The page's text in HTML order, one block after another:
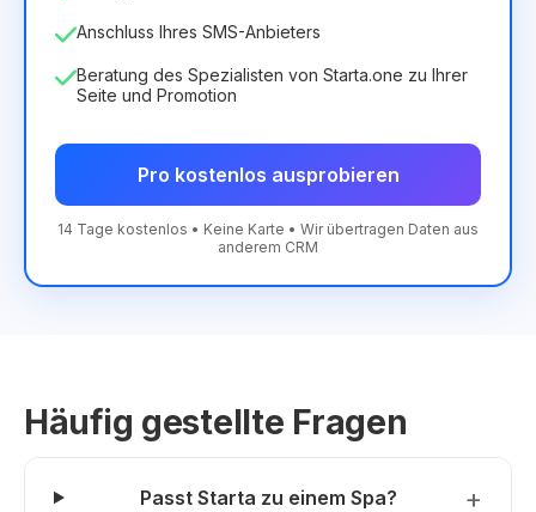
Anschluss Ihres SMS-Anbieters
Beratung des Spezialisten von Starta.one zu Ihrer
Seite und Promotion
Pro kostenlos ausprobieren
14 Tage kostenlos • Keine Karte • Wir übertragen Daten aus
anderem CRM
Häufig gestellte Fragen
Passt Starta zu einem Spa?